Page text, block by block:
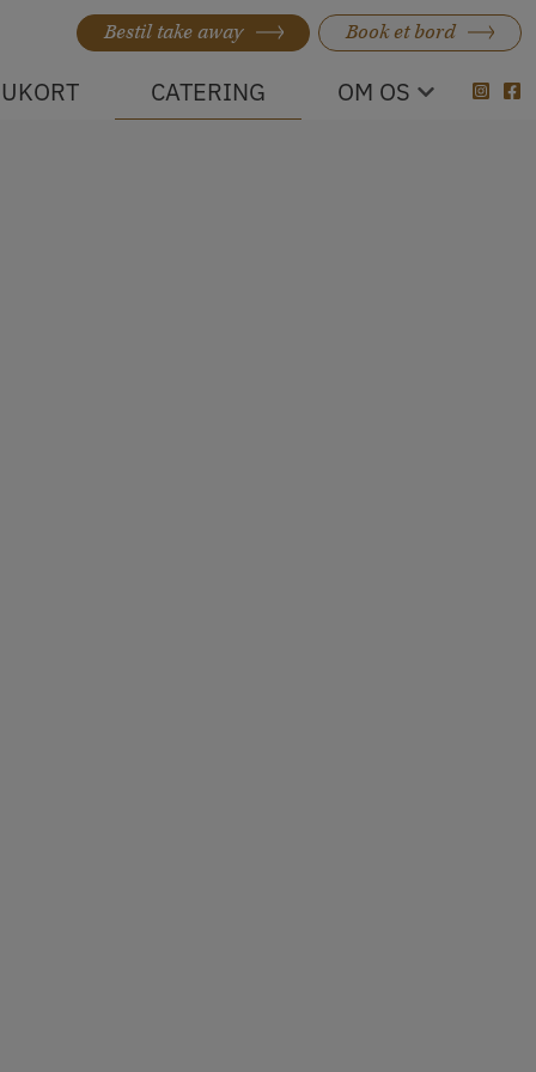
Bestil take away Book et bord
CATERING OM OS